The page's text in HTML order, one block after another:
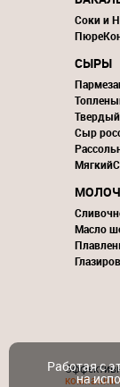
Соки и
Пюре
СЫРЫ
Твердый
Сыр
Мягкий
Масло
компании
Работая с
на